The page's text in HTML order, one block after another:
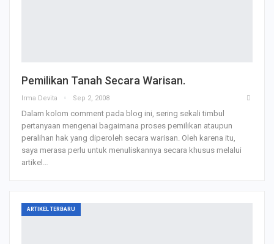
Pemilikan Tanah Secara Warisan.
Irma Devita Sep 2, 2008
Dalam kolom comment pada blog ini, sering sekali timbul
pertanyaan mengenai bagaimana proses pemilikan ataupun
peralihan hak yang diperoleh secara warisan. Oleh karena itu,
saya merasa perlu untuk menuliskannya secara khusus melalui
artikel…
ARTIKEL TERBARU